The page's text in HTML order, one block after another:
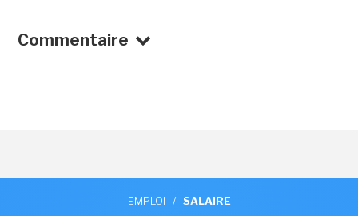
Commentaire
EMPLOI / SALAIRE